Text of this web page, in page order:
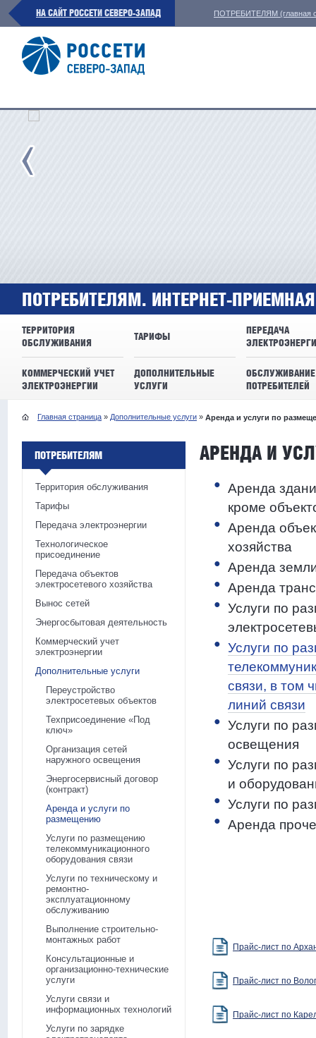
НА САЙТ РОССЕТИ СЕВЕРО-ЗАПАД ПОТРЕБИТЕЛЯМ (главная
ПОТРЕБИТЕЛЯМ. ИНТЕРНЕТ-
ТЕРРИТОРИЯ
ОБСЛУЖИВАНИЯ
ТАРИФЫ
ПЕРЕДАЧА
КОММЕРЧЕСКИЙ УЧЕТ
ЭЛЕКТРОЭНЕРГИИ
ДОПОЛНИТЕЛЬНЫЕ
УСЛУГИ
ОБСЛУЖИВАНИЕ
ПОТРЕБИТЕЛЕЙ
Главная страница » Дополнительные услуги » Аренда и услуги по
ПОТРЕБИТЕЛЯМ
Территория обслуживания
Тарифы
Передача электроэнергии
Технологическое
присоединение
Передача объектов
электросетевого хозяйства
Вынос сетей
Энергосбытовая деятельность
Коммерческий учет
электроэнергии
Дополнительные услуги
Переустройство
электросетевых объектов
Техприсоединение «Под
ключ»
Организация сетей
наружного освещения
Энергосервисный договор
(контракт)
Аренда и услуги по
размещению
Услуги по размещению
телекоммуникационного
оборудования связи
Услуги по техническому и
ремонтно-
эксплуатационному
обслуживанию
Выполнение строительно-
монтажных работ
Консультационные и
организационно-технические
услуги
Услуги связи и
информационных технологий
Услуги по зарядке
АРЕНДА И
Аренда
кроме
Аренда
хозяйства
Аренда
Аренда
Услуги по
Услуги по
связи, в том
линий связи
Услуги по
освещения
Услуги по
и
Услуги по
Аренда
Прайс-лист по
Прайс-лист по
Прайс-лист по